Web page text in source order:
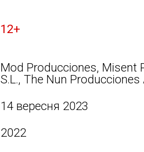
12+
Mod Producciones, Misent
S.L., The Nun Producciones
14 вересня 2023
2022